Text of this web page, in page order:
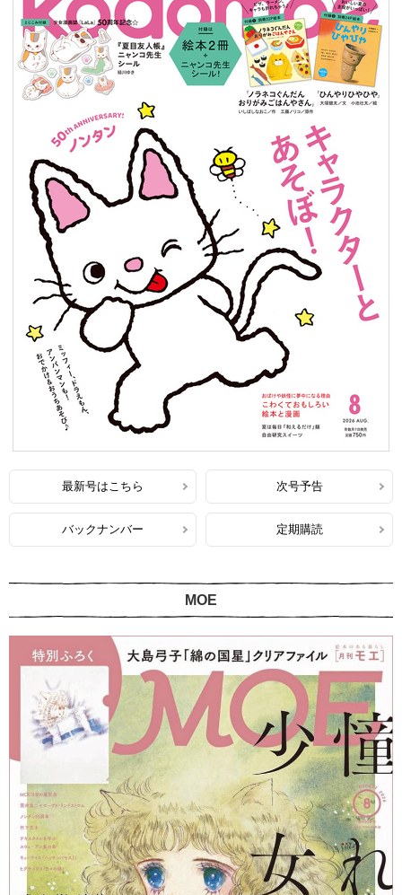
最新号はこちら 次号予告
バックナンバー 定期購読
MOE